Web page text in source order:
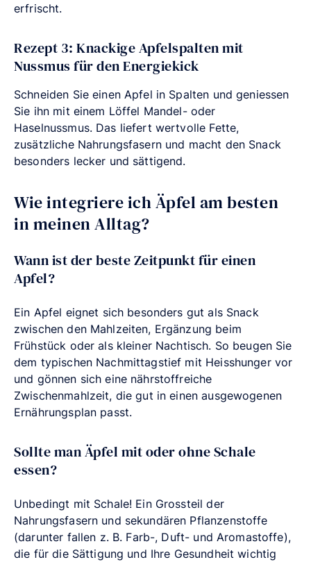
erfrischt.
Rezept 3: Knackige Apfelspalten mit
Nussmus für den Energiekick
Schneiden Sie einen Apfel in Spalten und geniessen
Sie ihn mit einem Löffel Mandel- oder
Haselnussmus. Das liefert wertvolle Fette,
zusätzliche Nahrungsfasern und macht den Snack
besonders lecker und sättigend.
Wie integriere ich Äpfel am besten
in meinen Alltag?
Wann ist der beste Zeitpunkt für einen
Apfel?
Ein Apfel eignet sich besonders gut als Snack
zwischen den Mahlzeiten, Ergänzung beim
Frühstück oder als kleiner Nachtisch. So beugen Sie
dem typischen Nachmittagstief mit Heisshunger vor
und gönnen sich eine nährstoffreiche
Zwischenmahlzeit, die gut in einen ausgewogenen
Ernährungsplan passt.
Sollte man Äpfel mit oder ohne Schale
essen?
Unbedingt mit Schale! Ein Grossteil der
Nahrungsfasern und sekundären Pflanzenstoffe
(darunter fallen z. B. Farb-, Duft- und Aromastoffe),
die für die Sättigung und Ihre Gesundheit wichtig